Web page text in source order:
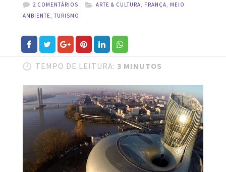
2 COMENTÁRIOS
ARTE & CULTURA FRANÇA
MEIO
AMBIENTE ,TURISMO
TEMPO DE LEITURA: 3 MINUTOS